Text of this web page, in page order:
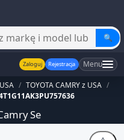
🔍
Zaloguj Rejestracja Menu
/ TOYOTA CAMRY z USA /
Se